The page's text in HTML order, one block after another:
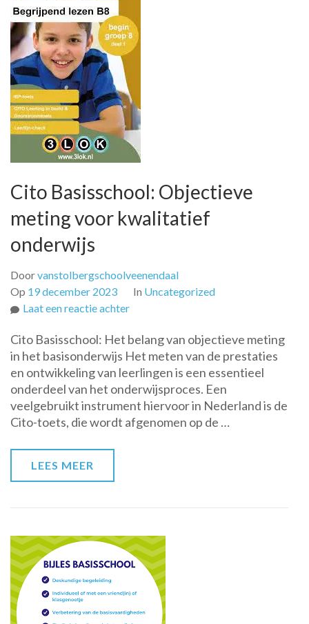
Cito Basisschool: Objectieve
meting voor kwalitatief
onderwijs
Doorvanstolbergschoolveenendaal
Op 19 december 2023 In Uncategorized
Laat een reactie achterop
Basisschool:
Objectieve
meting
voor
kwalitatief
onderwijs
Cito Basisschool: Het belang van objectieve meting
in het basisonderwijs Het meten van de prestaties
en ontwikkeling van leerlingen is een essentieel
onderdeel van het onderwijsproces. Een
veelgebruikt instrument hiervoor in Nederland is de
Cito-toets, die wordt afgenomen op de …
LEES MEER